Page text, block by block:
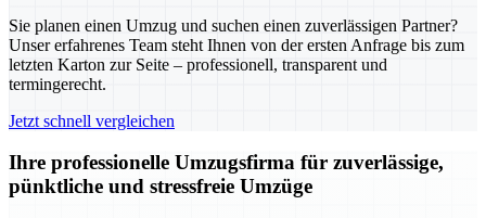
Sie planen einen Umzug und suchen einen zuverlässigen Partner?
Unser erfahrenes Team steht Ihnen von der ersten Anfrage bis zum
letzten Karton zur Seite – professionell, transparent und
termingerecht.
Jetzt schnell vergleichen
Ihre professionelle Umzugsfirma für zuverlässige,
pünktliche und stressfreie Umzüge